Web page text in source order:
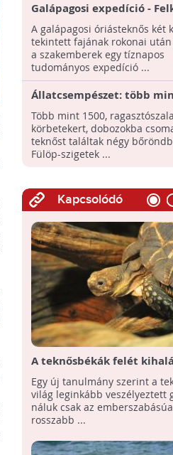
Galápagosi expedíció -
a kihalt teknősök rokonait
A galápagosi óriásteknős két
tekintett fajának rokonai
a szakemberek egy tíznapos
tudományos expedíció ...
Állatcsempészet: több
teknőst foglaltak le
Több mint 1500,
körbetekert, dobozokba
teknőst találtak négy
Fülöp-szigetek ...
Kapcsolódó
A teknősbékák felét
fenyegeti!
Egy új tanulmány szerint a
világ leginkább veszélyeztett
náluk csak az
rosszabb ...